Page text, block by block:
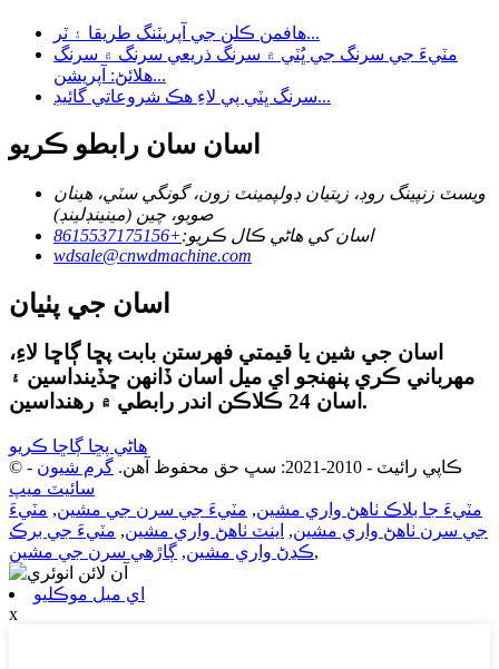
هافمن ڪلن جي آپريٽنگ طريقا ۽ ٽر...
مٽيءَ جي سرنگ جي ڀُٽي ۾ سرنگ ذريعي سرنگ ۾ سرنگ
هلائڻ: آپريشن...
سرنگ ڀٽي پي لاءِ هڪ شروعاتي گائيڊ...
اسان سان رابطو ڪريو
ويسٽ زنپينگ روڊ، زيتيان ڊولپمينٽ زون، گونگي سٽي، هينان
صوبو، چين (مينينڊلينڊ)
اسان کي هاڻي ڪال ڪريو:+8615537175156
wdsale@cnwdmachine.com
اسان جي پٺيان
اسان جي شين يا قيمتي فهرستن بابت پڇا ڳاڇا لاءِ،
مهرباني ڪري پنهنجو اي ميل اسان ڏانهن ڇڏينداسين ۽
اسان 24 ڪلاڪن اندر رابطي ۾ رهنداسين.
هاڻي پڇا ڳاڇا ڪريو
© ڪاپي رائيٽ - 2010-2021: سڀ حق محفوظ آهن.
گرم شيون -
سائيٽ ميپ
مٽيءَ جا بلاڪ ٺاهڻ واري مشين, مٽيءَ جي سرن جي مشين, مٽيءَ
جي سرن ٺاهڻ واري مشين, اينٽ ٺاهڻ واري مشين, مٽيءَ جي برڪ
ڪڍڻ واري مشين, ڳاڙهي سرن جي مشين ,
اي ميل موڪليو
x